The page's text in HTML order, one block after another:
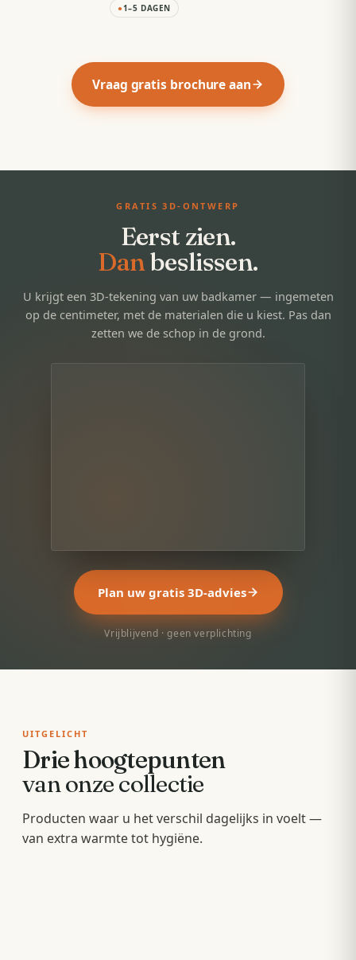
●1–5 DAGEN
Vraag gratis brochure aan
GRATIS 3D-ONTWERP
Eerst zien.
Danbeslissen.
U krijgt een 3D-tekening van uw badkamer — ingemeten
op de centimeter, met de materialen die u kiest. Pas dan
zetten we de schop in de grond.
Plan uw gratis 3D-advies
Vrijblijvend · geen verplichting
UITGELICHT
Drie hoogtepunten
van onze collectie
Producten waar u het verschil dagelijks in voelt —
van extra warmte tot hygiëne.
Badkamermeubels
Hang- en staande meubels met soft-close — op
Sunshowers
Spoeltoiletten